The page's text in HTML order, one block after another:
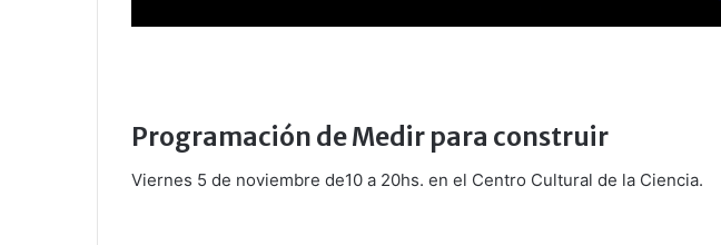
Programación de Medir para construir
Viernes 5 de noviembre de10 a 20hs. en el Centro Cultural de la Ciencia.